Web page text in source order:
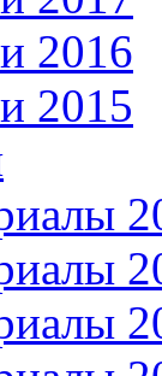
2016
2015